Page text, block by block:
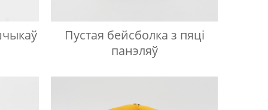
Пустая бейсболка з пяці
панэляў